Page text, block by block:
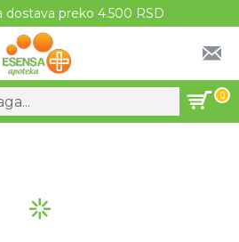
dostava preko 4.500 RSD
0